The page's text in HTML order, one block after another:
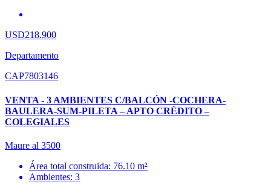
USD218.900
Departamento
CAP7803146
VENTA - 3 AMBIENTES C/BALCÓN -COCHERA-
BAULERA-SUM-PILETA – APTO CRÉDITO –
COLEGIALES
Maure al 3500
Área total construida: 76.10 m²
Ambientes: 3